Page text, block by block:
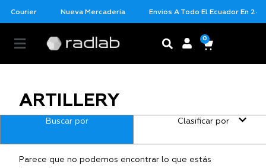
Courier Nueva Mercadería Envios A Todo El Ecuador En 24
0
ARTILLERY
Buscar por Clasificar por
Parece que no podemos encontrar lo que estás